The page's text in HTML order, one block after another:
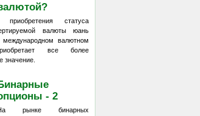
статуса
валюты юань
международном валютном
все более
значение.
- 2
рынке бинарных